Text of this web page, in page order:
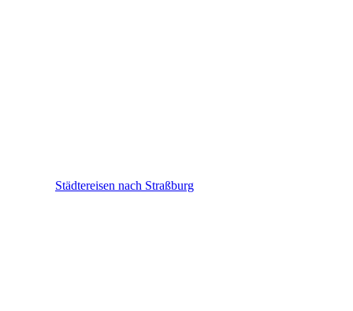
Städtereisen nach Straßburg